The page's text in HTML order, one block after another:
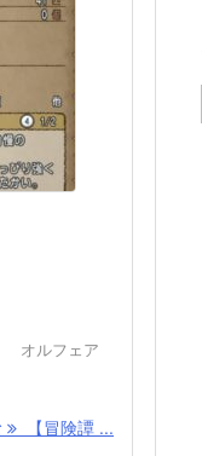
ルフェア
【冒険譚 ...